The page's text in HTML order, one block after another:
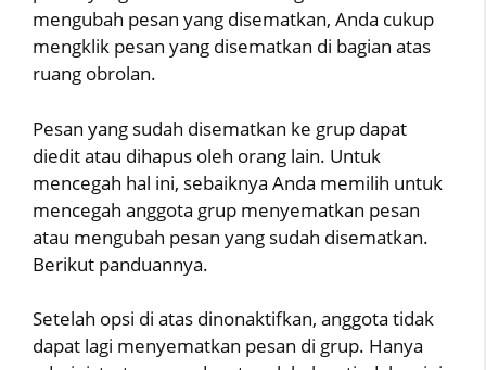
mengubah pesan yang disematkan, Anda cukup
mengklik pesan yang disematkan di bagian atas
ruang obrolan.
Pesan yang sudah disematkan ke grup dapat
diedit atau dihapus oleh orang lain. Untuk
mencegah hal ini, sebaiknya Anda memilih untuk
mencegah anggota grup menyematkan pesan
atau mengubah pesan yang sudah disematkan.
Berikut panduannya.
Setelah opsi di atas dinonaktifkan, anggota tidak
dapat lagi menyematkan pesan di grup. Hanya